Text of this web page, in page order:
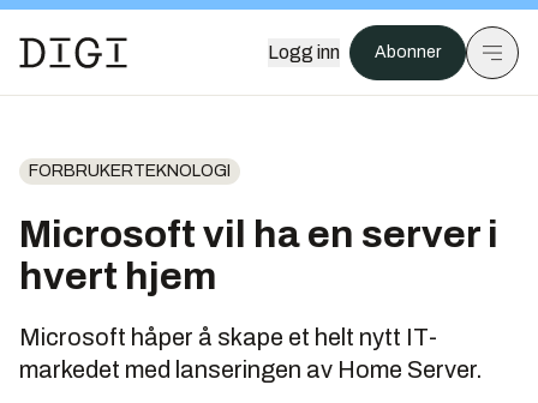
Logg inn Abonner
FORBRUKERTEKNOLOGI
Microsoft vil ha en server i
hvert hjem
Microsoft håper å skape et helt nytt IT-
markedet med lanseringen av Home Server.